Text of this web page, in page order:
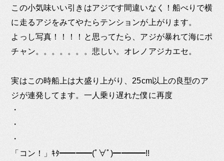
この小気味いい引きはアジです間違いなく！船べりで横
に走るアジをみてやたらテンションが上がります。
よっし写真！！！！と思ってたら、アジが暴れて海にポ
チャン。。。。。。。悲しい。オレノアジカエセ。
実はこの時船上は大盛り上がり、25cm以上の良型のア
ジが連発してます。一人乗り遅れた僕に再度
・
・
・
「コン！」ｷﾀ━━━━(ﾟ∀ﾟ)━━━━!!